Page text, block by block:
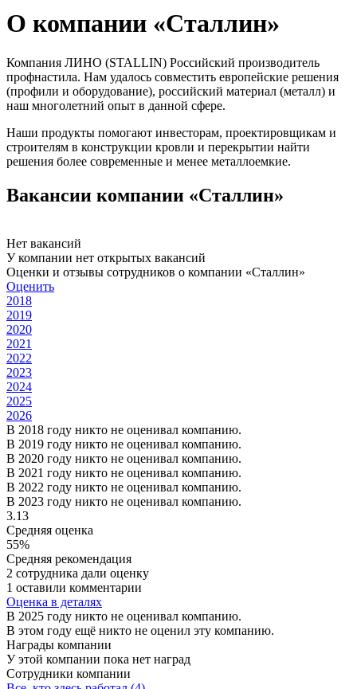
О компании «Сталлин»
Компания ЛИНО (STALLIN) Российский производитель
профнастила. Нам удалось совместить европейские решения
(профили и оборудование), российский материал (металл) и
наш многолетний опыт в данной сфере.
Наши продукты помогают инвесторам, проектировщикам и
строителям в конструкции кровли и перекрытии найти
решения более современные и менее металлоемкие.
Вакансии компании «Сталлин»
Нет вакансий
У компании нет открытых вакансий
Оценки и отзывы сотрудников о компании «Сталлин»
Оценить
2018
2019
2020
2021
2022
2023
2024
2025
2026
В 2018 году никто не оценивал компанию.
В 2019 году никто не оценивал компанию.
В 2020 году никто не оценивал компанию.
В 2021 году никто не оценивал компанию.
В 2022 году никто не оценивал компанию.
В 2023 году никто не оценивал компанию.
3.13
Средняя оценка
55%
Средняя рекомендация
2 сотрудника дали оценку
1 оставили комментарии
Оценка в деталях
В 2025 году никто не оценивал компанию.
В этом году ещё никто не оценил эту компанию.
Награды компании
У этой компании пока нет наград
Сотрудники компании